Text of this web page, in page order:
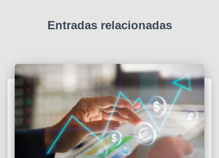
Entradas relacionadas